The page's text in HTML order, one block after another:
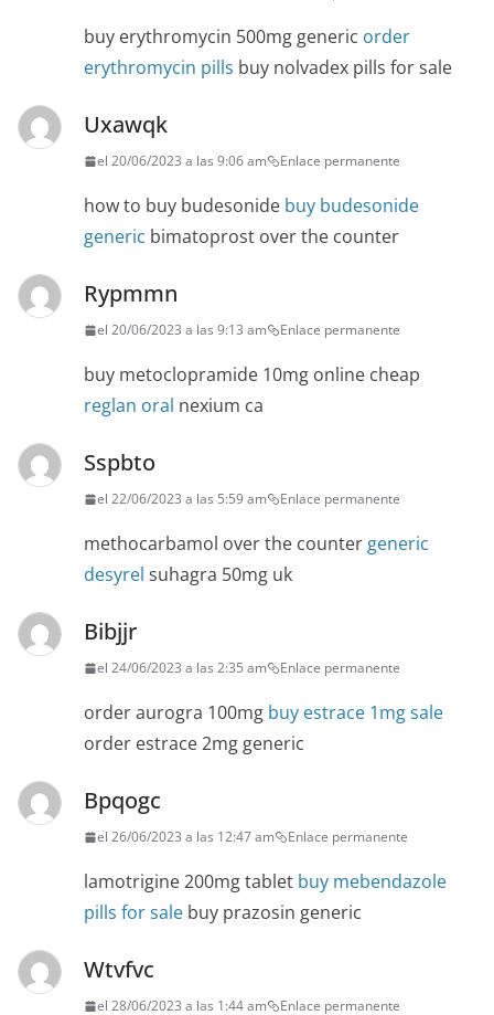
buy erythromycin 500mg generic order
erythromycin pills buy nolvadex pills for sale
Uxawqk
el 20/06/2023 a las 9:06 am Enlace permanente
how to buy budesonide buy budesonide
generic bimatoprost over the counter
Rypmmn
el 20/06/2023 a las 9:13 am Enlace permanente
buy metoclopramide 10mg online cheap
reglan oral nexium ca
Sspbto
el 22/06/2023 a las 5:59 am Enlace permanente
methocarbamol over the counter generic
desyrel suhagra 50mg uk
Bibjjr
el 24/06/2023 a las 2:35 am Enlace permanente
order aurogra 100mg buy estrace 1mg sale
order estrace 2mg generic
Bpqogc
el 26/06/2023 a las 12:47 am Enlace permanente
lamotrigine 200mg tablet buy mebendazole
pills for sale buy prazosin generic
Wtvfvc
el 28/06/2023 a las 1:44 am Enlace permanente